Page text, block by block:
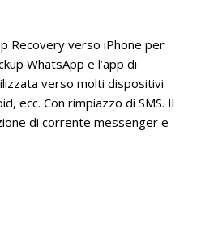
Recovery verso iPhone per
WhatsApp e l’app di
verso molti dispositivi
ecc. Con rimpiazzo di SMS. Il
di corrente messenger e